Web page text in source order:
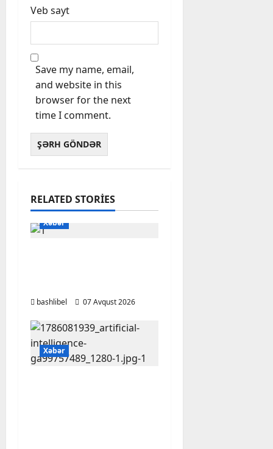
Veb sayt
Save my name, email,
and website in this
browser for the next
time I comment.
RELATED STORIES
Xəbər
bashlibel 07 Avqust 2026
Xəbər